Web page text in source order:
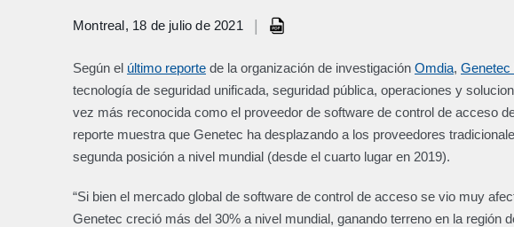
Montreal, 18 de julio de 2021
Según el último reporte de la organización de investigación Omdia, Genetec
tecnología de seguridad unificada, seguridad pública, operaciones y
vez más reconocida como el proveedor de software de control de acceso
reporte muestra que Genetec ha desplazando a los proveedores
segunda posición a nivel mundial (desde el cuarto lugar en 2019).
“Si bien el mercado global de software de control de acceso se vio muy
Genetec creció más del 30% a nivel mundial, ganando terreno en la región